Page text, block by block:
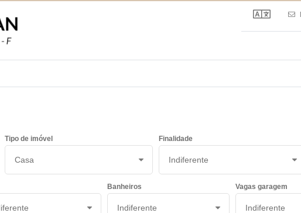
Tipo de imóvel Finalidade
Banheiros Vagas garagem